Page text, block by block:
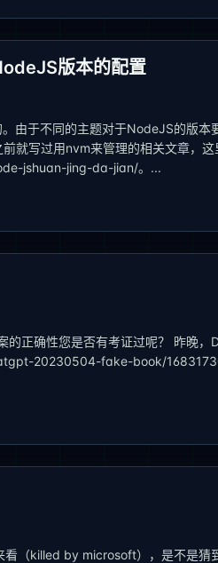
版本的配置
由于不同的主题对于NodeJS的版本
就写过用nvm来管理的相关文章，
jshuan-jing-da-jian/。...
正确性您是否有考证过呢？ 昨晚，
20230504-fake-book/
（killed by microsoft），是不是猜